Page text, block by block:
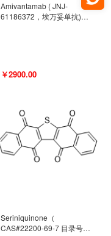
Amivantamab ( JNJ-
61186372，埃万妥单抗)
￥2900.00
Seriniquinone（
CAS#22200-69-7 目录号